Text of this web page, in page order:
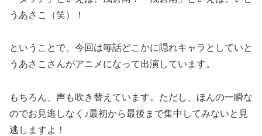
うあさこ（笑）！
ということで、今回は毎話どこかに隠れキャラとしていと
うあさこさんがアニメになって出演しています。
もちろん、声も吹き替えています。ただし、ほんの一瞬な
のでお見逃しなく♪最初から最後まで集中してみないと見
逃しますよ！